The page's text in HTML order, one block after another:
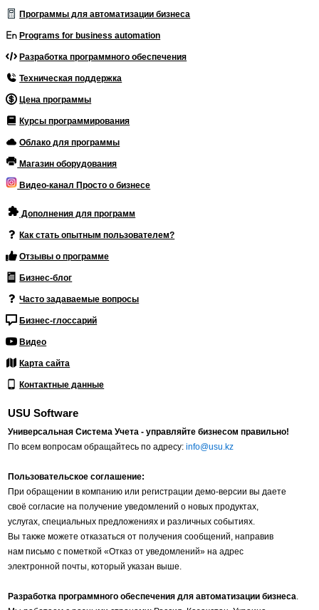
Программы для автоматизации бизнеса
Programs for business automation
Разработка программного обеспечения
Техническая поддержка
Цена программы
Курсы программирования
Облако для программы
Магазин оборудования
Видео-канал Просто о бизнесе
Дополнения для программ
Как стать опытным пользователем?
Отзывы о программе
Бизнес-блог
Часто задаваемые вопросы
Бизнес-глоссарий
Видео
Карта сайта
Контактные данные
USU Software
Универсальная Система Учета - управляйте бизнесом правильно!
По всем вопросам обращайтесь по адресу:info@usu.kz
Пользовательское соглашение:
При обращении в компанию или регистрации демо-версии вы даете
своё согласие на получение уведомлений о новых продуктах,
услугах, специальных предложениях и различных событиях.
Вы также можете отказаться от получения сообщений, направив
нам письмо с пометкой «Отказ от уведомлений» на адрес
электронной почты, который указан выше.
Разработка программного обеспечения для автоматизации бизнеса.